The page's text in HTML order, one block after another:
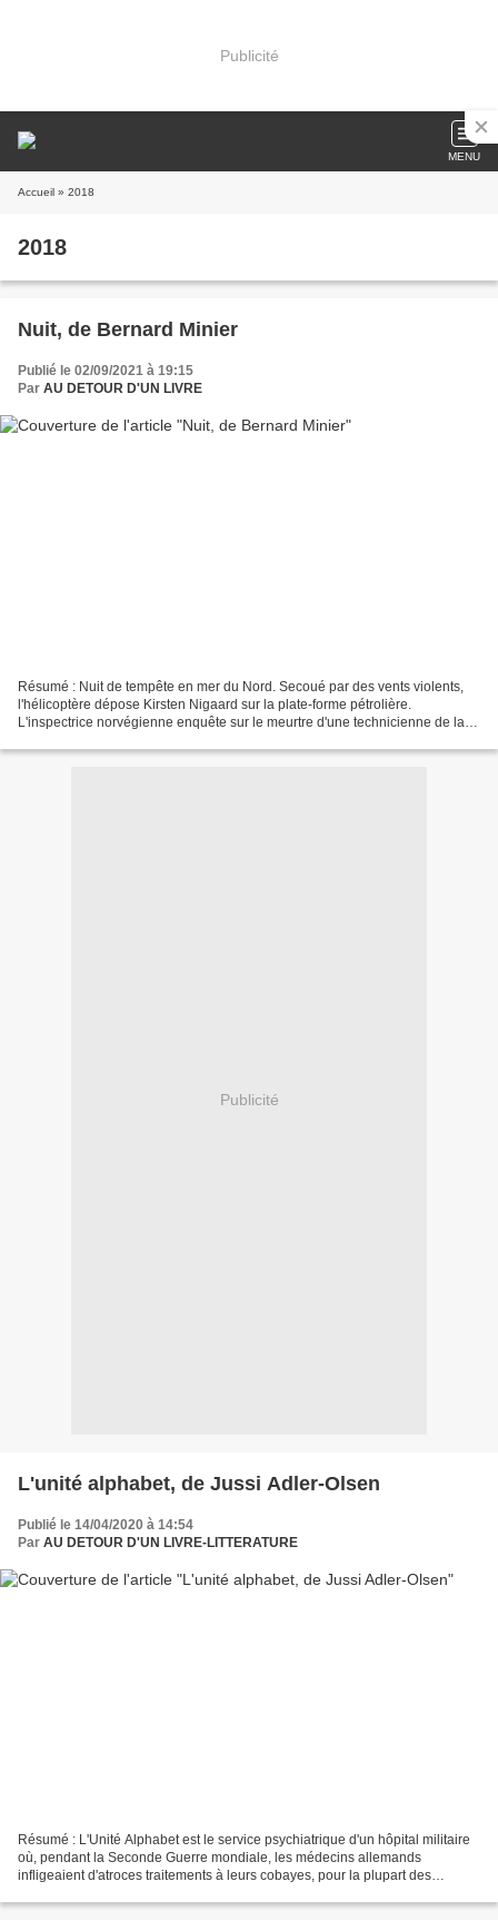
Publicité
MENU
Accueil » 2018
2018
Nuit, de Bernard Minier
Publié le 02/09/2021 à 19:15
Par AU DETOUR D'UN LIVRE
Résumé : Nuit de tempête en mer du Nord. Secoué par des vents violents,
l'hélicoptère dépose Kirsten Nigaard sur la plate-forme pétrolière.
L'inspectrice norvégienne enquête sur le meurtre d'une technicienne de la
Publicité
L'unité alphabet, de Jussi Adler-Olsen
Publié le 14/04/2020 à 14:54
Par AU DETOUR D'UN LIVRE-LITTERATURE
Résumé : L'Unité Alphabet est le service psychiatrique d'un hôpital militaire
où, pendant la Seconde Guerre mondiale, les médecins allemands
infligeaient d'atroces traitements à leurs cobayes, pour la plupart des